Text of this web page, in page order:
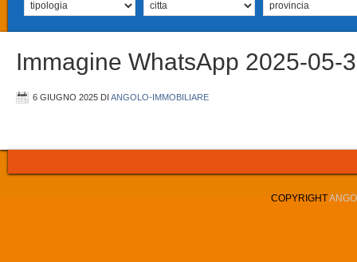
Immagine WhatsApp 2025-05-
6 GIUGNO 2025 DI ANGOLO-IMMOBILIARE
COPYRIGHT